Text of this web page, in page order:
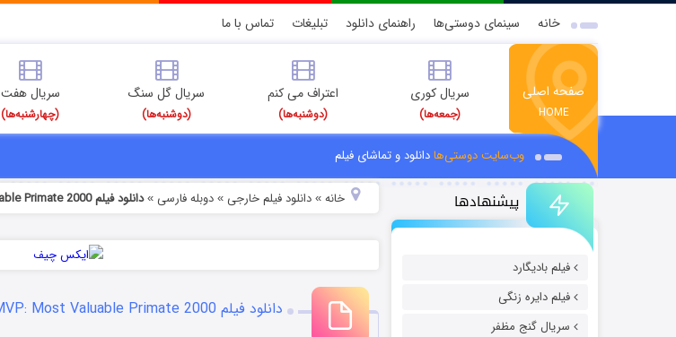
خانه سینمای دوستی‌ها راهنمای دانلود تبلیغات تماس با ما
صفحه اصلی
HOME
سریال کوری
(جمعه‌ها)
اعتراف می کنم
(دوشنبه‌ها)
سریال گل سنگ
(دوشنبه‌ها)
سریال هفت
(چهارشنبه‌ها)
وب‌سایت دوستی‌هادانلود و تماشای فیلم
پیشنهادها
فیلم بادیگارد
فیلم دایره زنگی
سریال گنج مظفر
خانه» دانلود فیلم خارجی » دوبله فارسی »دانلود فیلم MVP: Most Valuable Primate 2000
دانلود فیلم MVP: Most Valuable Primate 2000